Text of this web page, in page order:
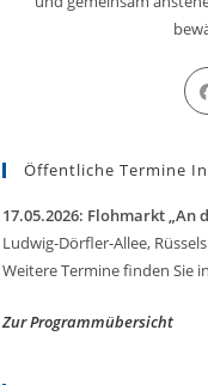
Öffentliche Termine
17.05.2026: Flohmarkt „An
Ludwig-Dörfler-Allee,
Weitere Termine finden Sie
Zur Programmübersicht